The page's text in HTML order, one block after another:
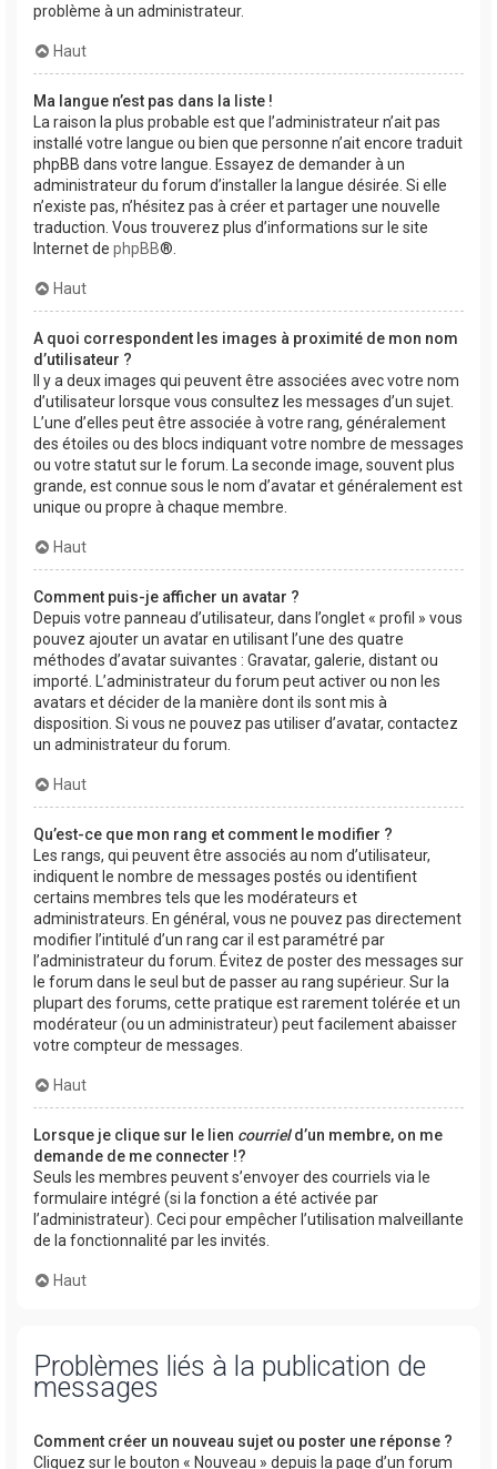
problème à un administrateur.
Haut
Ma langue n’est pas dans la liste !
La raison la plus probable est que l’administrateur n’ait pas
installé votre langue ou bien que personne n’ait encore traduit
phpBB dans votre langue. Essayez de demander à un
administrateur du forum d’installer la langue désirée. Si elle
n’existe pas, n’hésitez pas à créer et partager une nouvelle
traduction. Vous trouverez plus d’informations sur le site
Internet de phpBB®.
Haut
A quoi correspondent les images à proximité de mon nom
d’utilisateur ?
Il y a deux images qui peuvent être associées avec votre nom
d’utilisateur lorsque vous consultez les messages d’un sujet.
L’une d’elles peut être associée à votre rang, généralement
des étoiles ou des blocs indiquant votre nombre de messages
ou votre statut sur le forum. La seconde image, souvent plus
grande, est connue sous le nom d’avatar et généralement est
unique ou propre à chaque membre.
Haut
Comment puis-je afficher un avatar ?
Depuis votre panneau d’utilisateur, dans l’onglet « profil » vous
pouvez ajouter un avatar en utilisant l’une des quatre
méthodes d’avatar suivantes : Gravatar, galerie, distant ou
importé. L’administrateur du forum peut activer ou non les
avatars et décider de la manière dont ils sont mis à
disposition. Si vous ne pouvez pas utiliser d’avatar, contactez
un administrateur du forum.
Haut
Qu’est-ce que mon rang et comment le modifier ?
Les rangs, qui peuvent être associés au nom d’utilisateur,
indiquent le nombre de messages postés ou identifient
certains membres tels que les modérateurs et
administrateurs. En général, vous ne pouvez pas directement
modifier l’intitulé d’un rang car il est paramétré par
l’administrateur du forum. Évitez de poster des messages sur
le forum dans le seul but de passer au rang supérieur. Sur la
plupart des forums, cette pratique est rarement tolérée et un
modérateur (ou un administrateur) peut facilement abaisser
votre compteur de messages.
Haut
Lorsque je clique sur le lien courrield’un membre, on me
demande de me connecter !?
Seuls les membres peuvent s’envoyer des courriels via le
formulaire intégré (si la fonction a été activée par
l’administrateur). Ceci pour empêcher l’utilisation malveillante
de la fonctionnalité par les invités.
Haut
Problèmes liés à la publication de
messages
Comment créer un nouveau sujet ou poster une réponse ?
Cliquez sur le bouton « Nouveau » depuis la page d’un forum